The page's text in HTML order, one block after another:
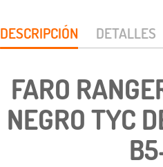
DESCRIPCIÓN DETALLES
FARO
NEGRO TYC